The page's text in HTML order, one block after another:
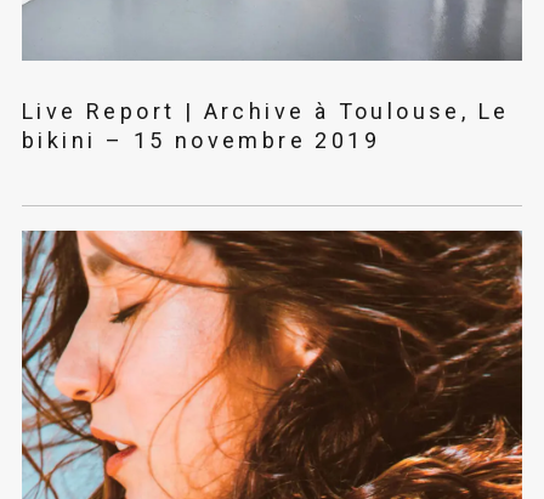
Live Report | Archive à Toulouse, Le
bikini – 15 novembre 2019